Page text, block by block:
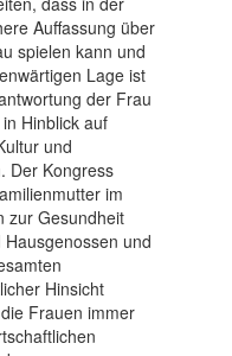
Auffassung über
spielen kann und
Lage ist
der Frau
Hinblick auf
und
Der Kongress
im
zur Gesundheit
und
Hinsicht
Frauen immer